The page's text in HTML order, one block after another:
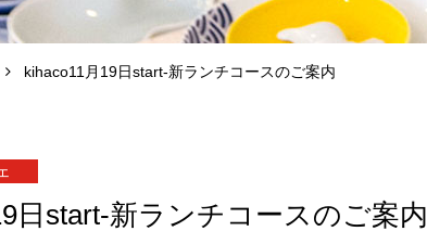
kihaco11月19日start-新ランチコースのご案内
日start-新ランチコースのご案内